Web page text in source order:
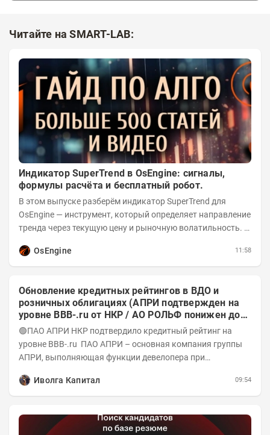
Читайте на SMART-LAB:
Индикатор SuperTrend в OsEngine: сигналы,
формулы расчёта и бесплатный робот.
В этом выпуске разберём индикатор SuperTrend для
OsEngine — инструмент, который определяет направление
тренда через текущую цену и рыночную волатильность. В
OsEngine
11:58
Обновление кредитных рейтингов в ВДО и
розничных облигациях (АПРИ подтвержден на
уровне BBB-.ru от НКР / АО РОЛЬФ понижен до
А-(RU) / Элит Строй присвоен на уровне BBB.ru)
🟢ПАО АПРИ НКР подтвердило кредитный рейтинг на
уровне BBB-.ru ПАО АПРИ – основная компания группы
АПРИ, выполняющая функции девелопера при
Иволга Капитал
09:54